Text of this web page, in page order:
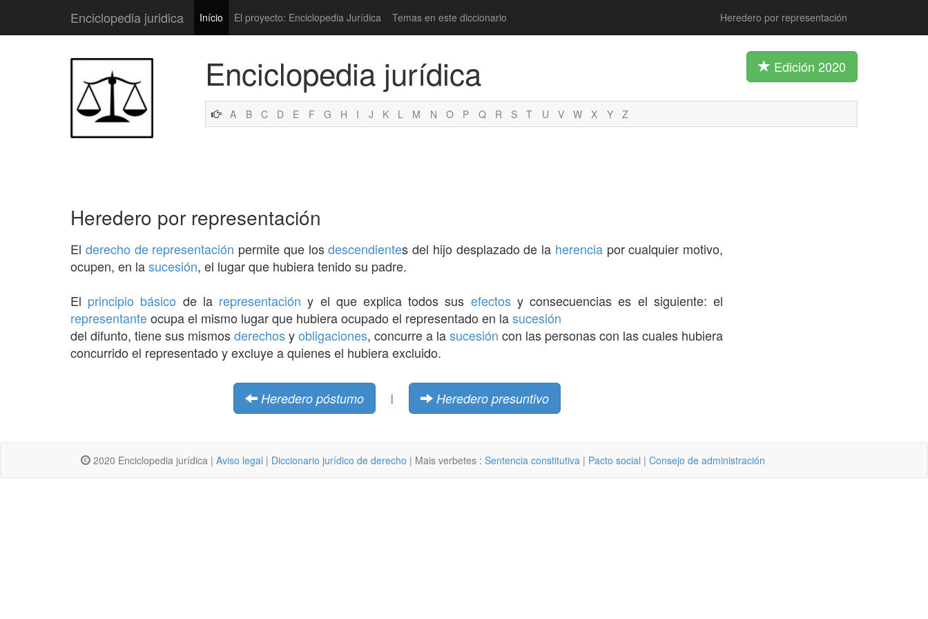
Enciclopedia juridica Início El proyecto: Enciclopedia Jurídica Temas en este diccionario Heredero por representación
Enciclopedia jurídica Edición 2020
A B C D E F G H I J K L M N O P Q R S T U V W X Y Z
Heredero por representación
El derecho de representación permite que losdescendientes del hijo desplazado de la herenciapor cualquier motivo,
ocupen, en lasucesión, el lugar que hubiera tenido su padre.
El principio básico de la representación y el que explica todos sus efectosy consecuencias es el siguiente: el
representanteocupa el mismo lugar que hubiera ocupado el representado en lasucesión
del difunto, tiene sus mismosderechosyobligaciones, concurre a lasucesión con las personas con las cuales hubiera
concurrido el representado y excluye a quienes el hubiera excluido.
Heredero póstumo | Heredero presuntivo
2020 Enciclopedia jurídica | Aviso legal | Diccionario jurídico de derecho | Mais verbetes : Sentencia constitutiva | Pacto social | Consejo de administración